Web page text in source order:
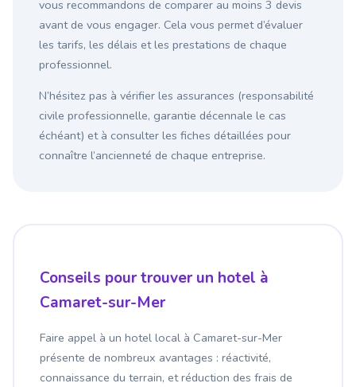
vous recommandons de comparer au moins 3 devis
avant de vous engager. Cela vous permet d’évaluer
les tarifs, les délais et les prestations de chaque
professionnel.
N’hésitez pas à vérifier les assurances (responsabilité
civile professionnelle, garantie décennale le cas
échéant) et à consulter les fiches détaillées pour
connaître l’ancienneté de chaque entreprise.
Conseils pour trouver un hotel à
Camaret-sur-Mer
Faire appel à un hotel local à Camaret-sur-Mer
présente de nombreux avantages : réactivité,
connaissance du terrain, et réduction des frais de